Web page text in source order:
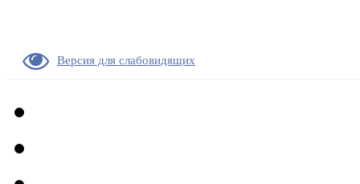
Версия для слабовидящих